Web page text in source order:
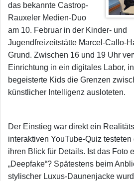
das bekannte Castrop-
Rauxeler Medien-Duo
am 10. Februar in der Kinder- und
Jugendfreizeitstätte Marcel-Callo-
Grund. Zwischen 16 und 19 Uhr
Einrichtung in ein digitales Labor,
begeisterte Kids die Grenzen
künstlicher Intelligenz ausloteten.
​Der Einstieg war direkt ein
interaktiven YouTube-Quiz
ihren Blick für Details. Ist das Foto
„Deepfake“? Spätestens beim
stylischer Luxus-Daunenjacke